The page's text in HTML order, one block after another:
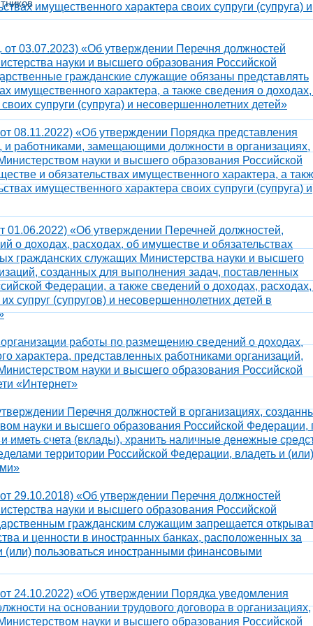
имущественного характера своих супруги (супруга) и
03.07.2023) «Об утверждении Перечня должностей
науки и высшего образования Российской
гражданские служащие обязаны представлять
имущественного характера, а также сведения о
супруги (супруга) и несовершеннолетних детей»
08.11.2022) «Об утверждении Порядка представления
работниками, замещающими должности в организациях,
науки и высшего образования Российской
и обязательствах имущественного характера, а
имущественного характера своих супруги (супруга) и
01.06.2022) «Об утверждении Перечней должностей,
о доходах, расходах, об имуществе и обязательствах
гражданских служащих Министерства науки и высшего
созданных для выполнения задач, поставленных
Федерации, а также сведений о доходах,
супруг (супругов) и несовершеннолетних детей в
работы по размещению сведений о доходах,
характера, представленных работниками организаций,
науки и высшего образования Российской
«Интернет»
Перечня должностей в организациях,
науки и высшего образования Российской Федерации,
иметь счета (вклады), хранить наличные денежные
территории Российской Федерации, владеть и (или)
29.10.2018) «Об утверждении Перечня должностей
науки и высшего образования Российской
гражданским служащим запрещается
и ценности в иностранных банках, расположенных за
(или) пользоваться иностранными финансовыми
24.10.2022) «Об утверждении Порядка уведомления
на основании трудового договора в организациях,
науки и высшего образования Российской